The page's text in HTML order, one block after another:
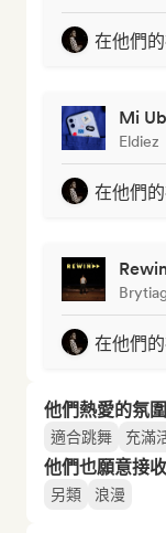
在他們
Mi
Eldiez
在他們
在他們
他們熱愛的氛圍
適合跳舞 充滿
他們也願意接
另類 浪漫